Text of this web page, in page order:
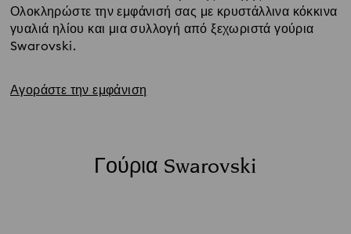
Ολοκληρώστε την εμφάνισή σας με κρυστάλλινα κόκκινα
γυαλιά ηλίου και μια συλλογή από ξεχωριστά γούρια
Swarovski.
Αγοράστε την εμφάνιση
Γούρια Swarovski